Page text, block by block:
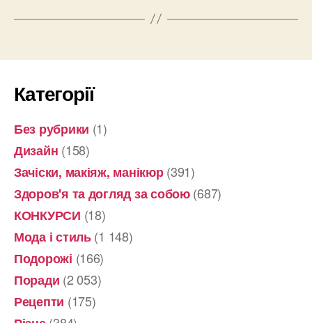
Категорії
Без рубрики (1)
Дизайн (158)
Зачіски, макіяж, манікюр(391)
Здоров'я та догляд за собою(687)
КОНКУРСИ (18)
Мода і стиль(1 148)
Подорожі (166)
Поради (2 053)
Рецепти (175)